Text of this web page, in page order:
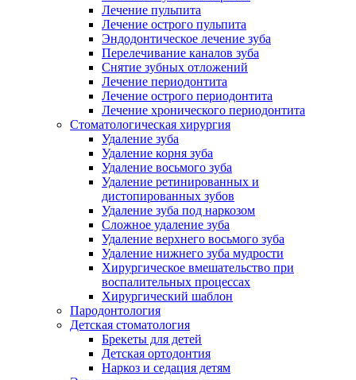
Лечение пульпита
Лечение острого пульпита
Эндодонтическое лечение зуба
Перелечивание каналов зуба
Снятие зубных отложений
Лечение периодонтита
Лечение острого периодонтита
Лечение хронического периодонтита
Стоматологическая хирургия
Удаление зуба
Удаление корня зуба
Удаление восьмого зуба
Удаление ретинированных и
дистопированных зубов
Удаление зуба под наркозом
Сложное удаление зуба
Удаление верхнего восьмого зуба
Удаление нижнего зуба мудрости
Хирургическое вмешательство при
воспалительных процессах
Хирургический шаблон
Пародонтология
Детская стоматология
Брекеты для детей
Детская ортодонтия
Наркоз и седация детям